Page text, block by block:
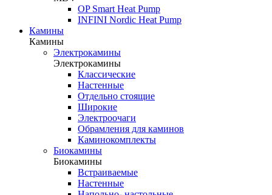
OP Smart Heat Pump
INFINI Nordic Heat Pump
Камины
Камины
Электрокамины
Электрокамины
Классические
Настенные
Отдельно стоящие
Широкие
Электроочаги
Обрамления для каминов
Каминокомплекты
Биокамины
Биокамины
Встраиваемые
Настенные